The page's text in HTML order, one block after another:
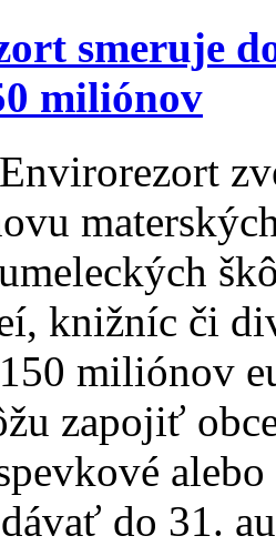
smeruje
miliónov
Envirorezort
knižníc či
miliónov
zapojiť
do 31.